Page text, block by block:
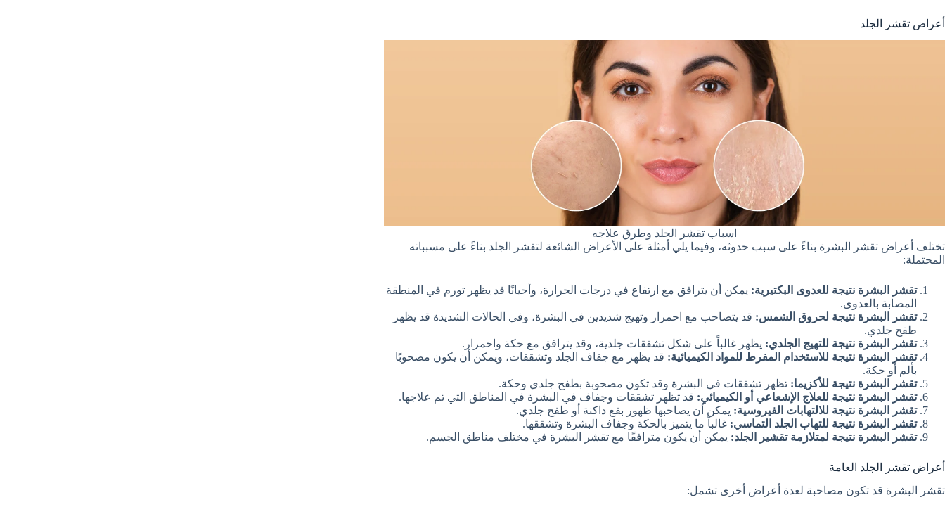
أعراض تقشر الجلد
اسباب تقشر الجلد وطرق علاجه
تختلف أعراض تقشر البشرة بناءً على سبب حدوثه، وفيما يلي أمثلة على الأعراض الشائعة لتقشر الجلد بناءً على مسبباته
المحتملة:
تقشر البشرة نتيجة للعدوى البكتيرية: يمكن أن يترافق مع ارتفاع في درجات الحرارة، وأحيانًا قد يظهر تورم في المنطقة
المصابة بالعدوى.
تقشر البشرة نتيجة لحروق الشمس: قد يتصاحب مع احمرار وتهيج شديدين في البشرة، وفي الحالات الشديدة قد يظهر
طفح جلدي.
تقشر البشرة نتيجة للتهيج الجلدي: يظهر غالباً على شكل تشققات جلدية، وقد يترافق مع حكة واحمرار.
تقشر البشرة نتيجة للاستخدام المفرط للمواد الكيميائية: قد يظهر مع جفاف الجلد وتشققات، ويمكن أن يكون مصحوبًا
بألم أو حكة.
تقشر البشرة نتيجة للأكزيما: تظهر تشققات في البشرة وقد تكون مصحوبة بطفح جلدي وحكة.
تقشر البشرة نتيجة للعلاج الإشعاعي أو الكيميائي: قد تظهر تشققات وجفاف في البشرة في المناطق التي تم علاجها.
تقشر البشرة نتيجة للالتهابات الفيروسية: يمكن أن يصاحبها ظهور بقع داكنة أو طفح جلدي.
تقشر البشرة نتيجة للتهاب الجلد التماسي: غالباً ما يتميز بالحكة وجفاف البشرة وتشققها.
تقشر البشرة نتيجة لمتلازمة تقشير الجلد: يمكن أن يكون مترافقًا مع تقشر البشرة في مختلف مناطق الجسم.
أعراض تقشر الجلد العامة
تقشر البشرة قد تكون مصاحبة لعدة أعراض أخرى تشمل: